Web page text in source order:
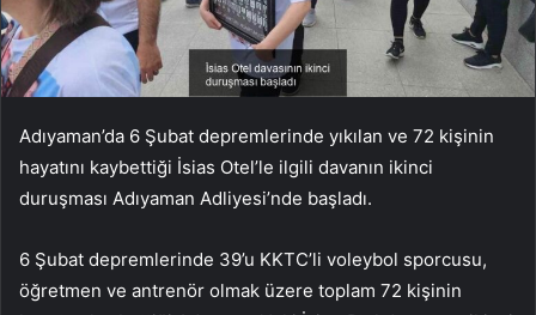
Adıyaman’da 6 Şubat depremlerinde yıkılan ve 72 kişinin
hayatını kaybettiği İsias Otel’le ilgili davanın ikinci
duruşması Adıyaman Adliyesi’nde başladı.
6 Şubat depremlerinde 39’u KKTC’li voleybol sporcusu,
öğretmen ve antrenör olmak üzere toplam 72 kişinin